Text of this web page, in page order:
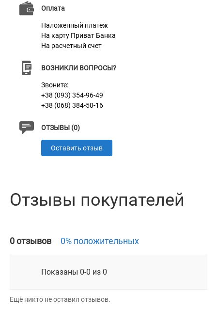
Оплата
Наложенный платеж
На карту Приват Банка
На расчетный счет
ВОЗНИКЛИ ВОПРОСЫ?
Звоните:
+38 (093) 354-96-49
+38 (068) 384-50-16
ОТЗЫВЫ (0)
Оставить отзыв
Отзывы покупателей
0 отзывов 0% положительных
Показаны 0-0 из 0
Ещё никто не оставил отзывов.